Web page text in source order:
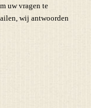
uw vragen te
wij antwoorden